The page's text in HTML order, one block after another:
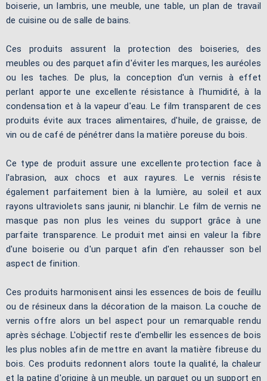
boiserie, un lambris, une meuble, une table, un plan de travail
de cuisine ou de salle de bains.
Ces produits assurent la protection des boiseries, des
meubles ou des parquet afin d'éviter les marques, les auréoles
ou les taches. De plus, la conception d'un vernis à effet
perlant apporte une excellente résistance à l'humidité, à la
condensation et à la vapeur d'eau. Le film transparent de ces
produits évite aux traces alimentaires, d'huile, de graisse, de
vin ou de café de pénétrer dans la matière poreuse du bois.
Ce type de produit assure une excellente protection face à
l'abrasion, aux chocs et aux rayures. Le vernis résiste
également parfaitement bien à la lumière, au soleil et aux
rayons ultraviolets sans jaunir, ni blanchir. Le film de vernis ne
masque pas non plus les veines du support grâce à une
parfaite transparence. Le produit met ainsi en valeur la fibre
d'une boiserie ou d'un parquet afin d'en rehausser son bel
aspect de finition.
Ces produits harmonisent ainsi les essences de bois de feuillu
ou de résineux dans la décoration de la maison. La couche de
vernis offre alors un bel aspect pour un remarquable rendu
après séchage. L'objectif reste d'embellir les essences de bois
les plus nobles afin de mettre en avant la matière fibreuse du
bois. Ces produits redonnent alors toute la qualité, la chaleur
et la patine d'origine à un meuble, un parquet ou un support en